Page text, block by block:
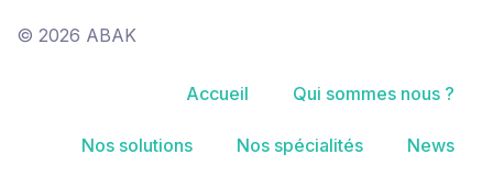
© 2026 ABAK
Accueil Qui sommes nous ?
Nos solutions Nos spécialités News